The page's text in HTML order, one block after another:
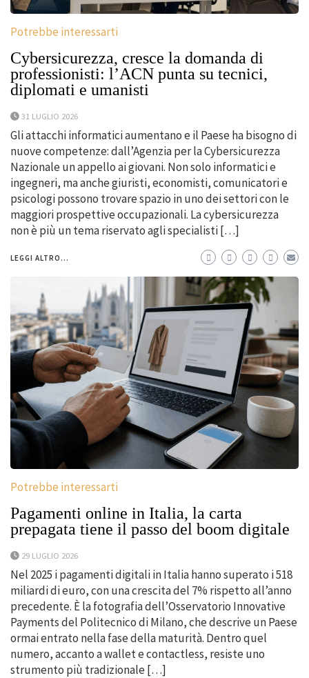
Potrebbe interessarti
Cybersicurezza, cresce la domanda di
professionisti: l’ACN punta su tecnici,
diplomati e umanisti
31 LUGLIO 2026
Gli attacchi informatici aumentano e il Paese ha bisogno di
nuove competenze: dall’Agenzia per la Cybersicurezza
Nazionale un appello ai giovani. Non solo informatici e
ingegneri, ma anche giuristi, economisti, comunicatori e
psicologi possono trovare spazio in uno dei settori con le
maggiori prospettive occupazionali. La cybersicurezza
non è più un tema riservato agli specialisti […]
LEGGI ALTRO...
Potrebbe interessarti
Pagamenti online in Italia, la carta
prepagata tiene il passo del boom digitale
29 LUGLIO 2026
Nel 2025 i pagamenti digitali in Italia hanno superato i 518
miliardi di euro, con una crescita del 7% rispetto all’anno
precedente. È la fotografia dell’Osservatorio Innovative
Payments del Politecnico di Milano, che descrive un Paese
ormai entrato nella fase della maturità. Dentro quel
numero, accanto a wallet e contactless, resiste uno
strumento più tradizionale […]